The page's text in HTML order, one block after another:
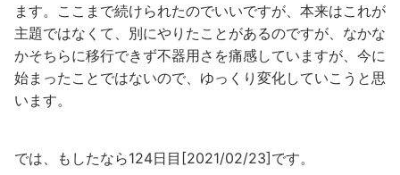
ます。ここまで続けられたのでいいですが、本来はこれが
主題ではなくて、別にやりたことがあるのですが、なかな
かそちらに移行できず不器用さを痛感していますが、今に
始まったことではないので、ゆっくり変化していこうと思
います。
では、もしたなら124日目[2021/02/23]です。